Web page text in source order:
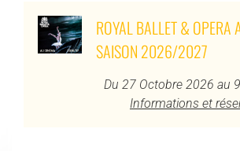
ROYAL BALLET & OPERA
SAISON 2026/2027
Du 27 Octobre 2026 au
Informations et